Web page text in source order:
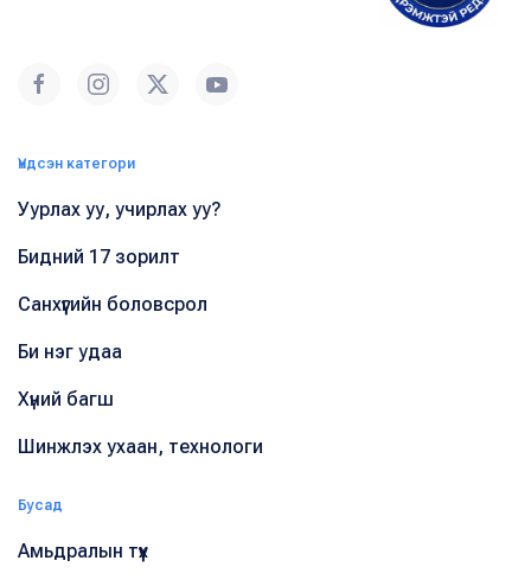
Үндсэн категори
Уурлах уу, учирлах уу?
Бидний 17 зорилт
Санхүүгийн боловсрол
Би нэг удаа
Хүний багш
Шинжлэх ухаан, технологи
Бусад
Амьдралын түүх